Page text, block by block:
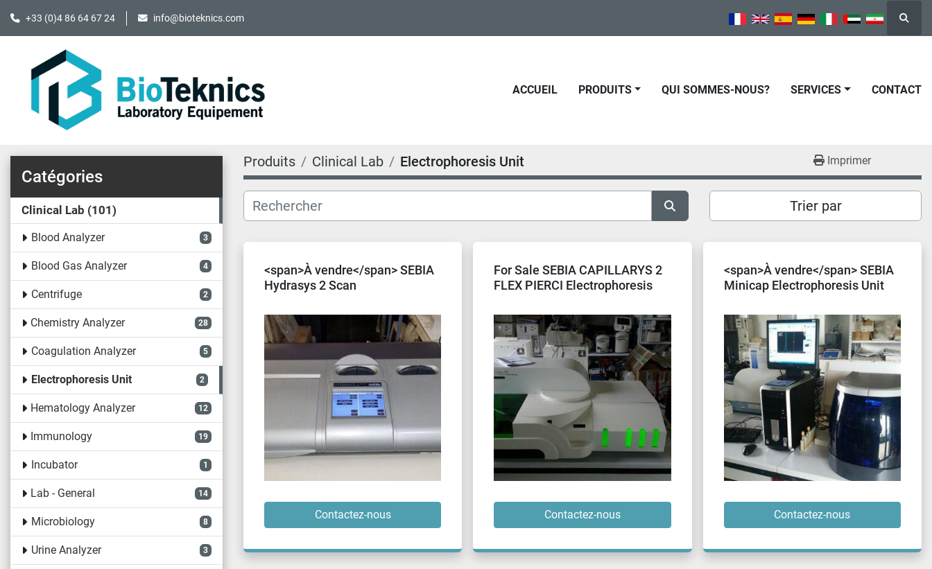
+33 (0)4 86 64 67 24 info@bioteknics.com
ACCUEIL PRODUITS QUI SOMMES-NOUS? SERVICES CONTACT
Catégories
Clinical Lab 101
Blood Analyzer 3
Blood Gas Analyzer 4
Centrifuge 2
Chemistry Analyzer 28
Coagulation Analyzer 5
Electrophoresis Unit 2
Hematology Analyzer 12
Immunology 19
Incubator 1
Lab - General 14
Microbiology 8
Urine Analyzer 3
Produits Clinical Lab Electrophoresis Unit Imprimer
Trier par
<span>À vendre</span> SEBIA
Hydrasys 2 Scan
Contactez-nous
For Sale SEBIA CAPILLARYS 2
FLEX PIERCI Electrophoresis
Contactez-nous
<span>À vendre</span> SEBIA
Minicap Electrophoresis Unit
Contactez-nous